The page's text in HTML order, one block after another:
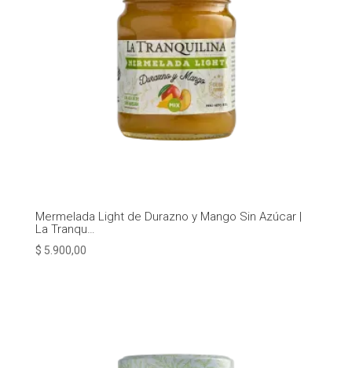
Mermelada Light de Durazno y Mango Sin Azúcar |
La Tranqu…
$ 5.900,00